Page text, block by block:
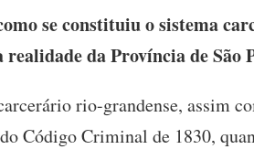
se constituiu o sistema
da Província de São
rio-grandense, assim
Código Criminal de 1830,